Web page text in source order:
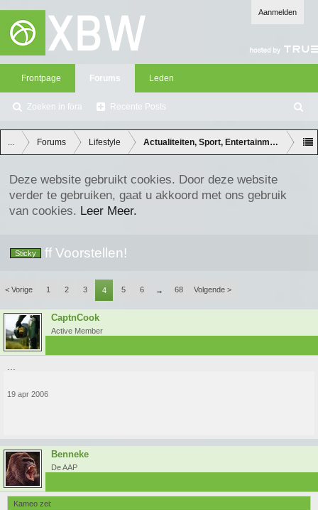
Aanmelden
Frontpage Forums
Zoeken in fora Recente Posts
Leden
oe
ke
n
... Forums Lifestyle Actualiteiten, Sport, Entertainment en
Deze website gebruikt cookies. Door deze website
verder te gebruiken, gaat u akkoord met ons gebruik
van cookies. Leer Meer.
Sticky ff Voorstellen!
< Vorige 1 2 3 4 5 6 → 68 Volgende >
CaptnCook
Active Member
19 apr 2006
Benneke
De AAP
Kameo zei: